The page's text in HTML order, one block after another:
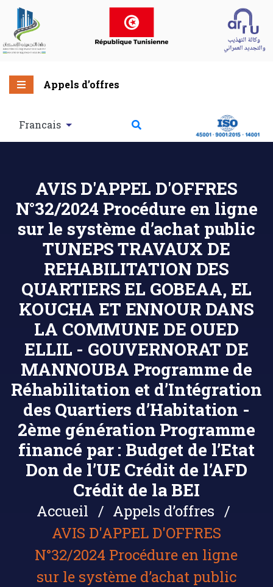
Appels d’offres
Francais
AVIS D'APPEL D'OFFRES
N°32/2024 Procédure en ligne
sur le système d’achat public
TUNEPS TRAVAUX DE
REHABILITATION DES
QUARTIERS EL GOBEAA, EL
KOUCHA ET ENNOUR DANS
LA COMMUNE DE OUED
ELLIL - GOUVERNORAT DE
MANNOUBA Programme de
Réhabilitation et d’Intégration
des Quartiers d’Habitation -
2ème génération Programme
financé par : Budget de l’Etat
Don de l’UE Crédit de l’AFD
Crédit de la BEI
Accueil
Appels d’offres
AVIS D'APPEL D'OFFRES
N°32/2024 Procédure en ligne
sur le système d’achat public